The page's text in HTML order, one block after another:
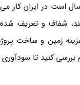
ولی ما به عنوان گروهی که ۱۲
شفاف و تعریف
زمین و ساخت
بررسی کنید تا